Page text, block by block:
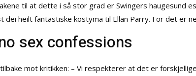
til at dette i så stor grad erSwingers haugesund
dei heilt fantastiske kostyma til Ellan Parry. For det er
sex confessions
mot kritikken: – Vi respekterer at det er